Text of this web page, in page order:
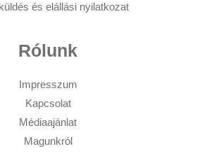
és elállási nyilatkozat
Rólunk
Impresszum
Kapcsolat
Médiaajánlat
Magunkról